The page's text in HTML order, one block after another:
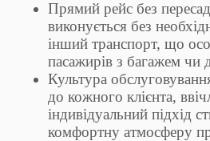
Прямий рейс без
виконується без
інший транспорт, що
пасажирів з багажем чи
Культура
до кожного клієнта,
індивідуальний підхід
комфортну атмосферу